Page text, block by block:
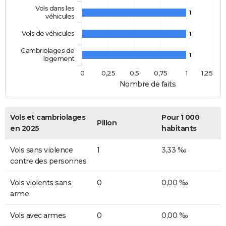
Nombre de faits
1
1
1
Vols dans les
véhicules
Vols de véhicules
Cambriolages de
logement
0
1
0,25 0,5 0,75 1,25
Vols et cambriolages
en 2025
Pillon
Pour 1 000
habitants
Vols sans violence
contre des personnes
1 3,33 ‰
Vols violents sans
arme
0 0,00 ‰
Vols avec armes 0 0,00 ‰